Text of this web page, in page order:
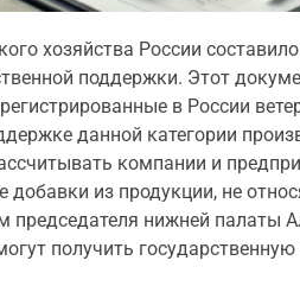
хозяйства России
поддержки. Этот
в России
данной категории
компании и
из продукции, не
председателя нижней палаты
получить